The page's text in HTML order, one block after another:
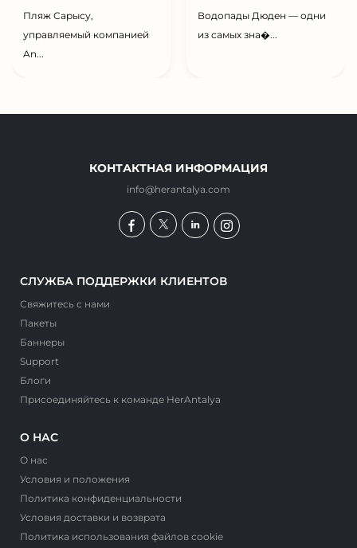
Пляж Сарысу,
управляемый компанией
An...
Водопады Дюден — одни
из самых зна�...
КОНТАКТНАЯ ИНФОРМАЦИЯ
info@herantalya.com
СЛУЖБА ПОДДЕРЖКИ КЛИЕНТОВ
Свяжитесь с нами
Пакеты
Баннеры
Support
Блоги
Присоединяйтесь к команде HerAntalya
О НАС
О нас
Условия и положения
Политика конфиденциальности
Условия доставки и возврата
Политика использования файлов cookie